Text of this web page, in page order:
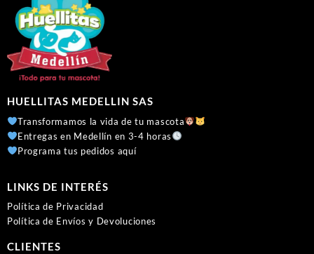
HUELLITAS MEDELLIN SAS
Transformamos la vida de tu mascota
Entregas en Medellín en 3-4 horas
Programa tus pedidos aquí
LINKS DE INTERÉS
Política de Privacidad
Política de Envíos y Devoluciones
CLIENTES